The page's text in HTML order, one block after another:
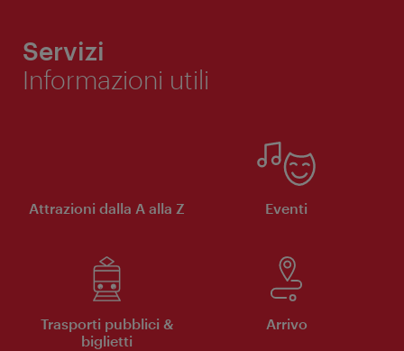
Servizi
Informazioni utili
Attrazioni dalla A alla Z Eventi
Trasporti pubblici &
biglietti
Arrivo